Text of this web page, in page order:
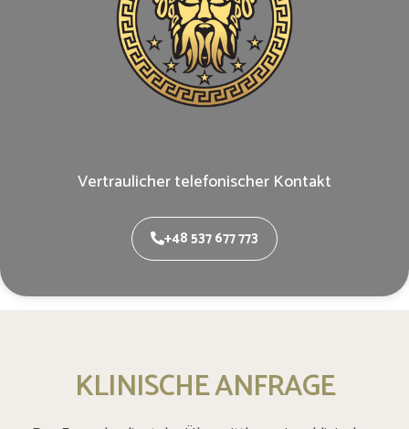
Vertraulicher telefonischer Kontakt
+48 537 677 773
KLINISCHE ANFRAGE